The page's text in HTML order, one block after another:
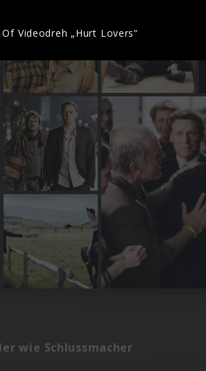
wie Schlussmacher
Videodreh „Hurt Lovers“